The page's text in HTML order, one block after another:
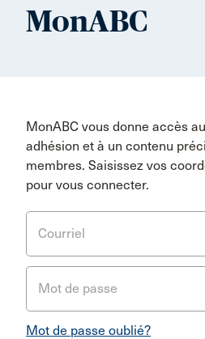
MonABC
MonABC vous donne accès
adhésion et à un contenu
membres. Saisissez vos
pour vous connecter.
Courriel
Mot de passe
Mot de passe oublié?